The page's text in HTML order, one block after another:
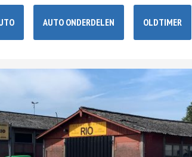
AUTO ONDERDELEN OLDTIMER